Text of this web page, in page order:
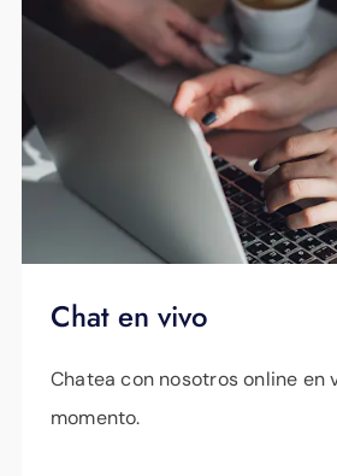
Chat en vivo
Chatea con nosotros online en
momento.